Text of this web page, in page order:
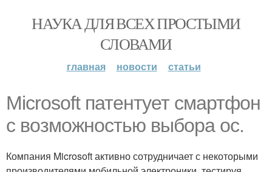
НАУКА ДЛЯ ВСЕХ ПРОСТЫМИ
СЛОВАМИ
главная новости статьи
Microsoft патентует смартфон
с возможностью выбора ос.
Компания Microsoft активно сотрудничает с некоторыми